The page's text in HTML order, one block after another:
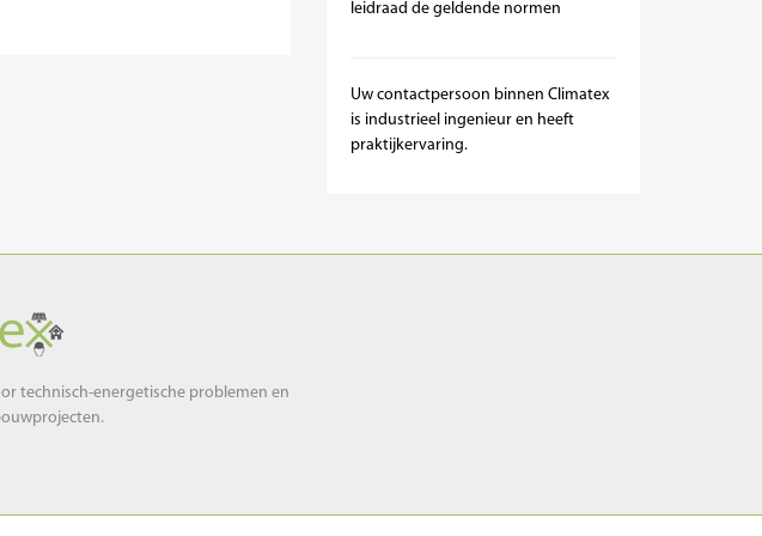
leidraad de geldende normen
Uw contactpersoon binnen Climatex
is industrieel ingenieur en heeft
praktijkervaring.
technisch-energetische problemen en